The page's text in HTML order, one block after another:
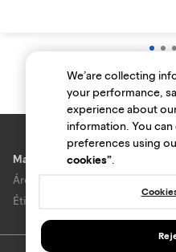
Marcas e lojas
Área do anunciante
Ética e Integridade
We’are collecting
your performance,
experience about
information. You
preferences using
cookies”.